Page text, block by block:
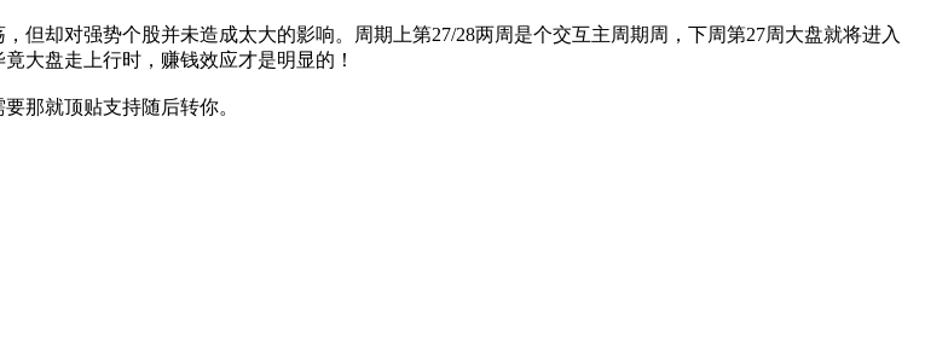
但却对强势个股并未造成太大的影响。周期上第27/28两周是个交互主周期周，下周第27周大盘就将进入
大盘走上行时，赚钱效应才是明显的！
那就顶贴支持随后转你。